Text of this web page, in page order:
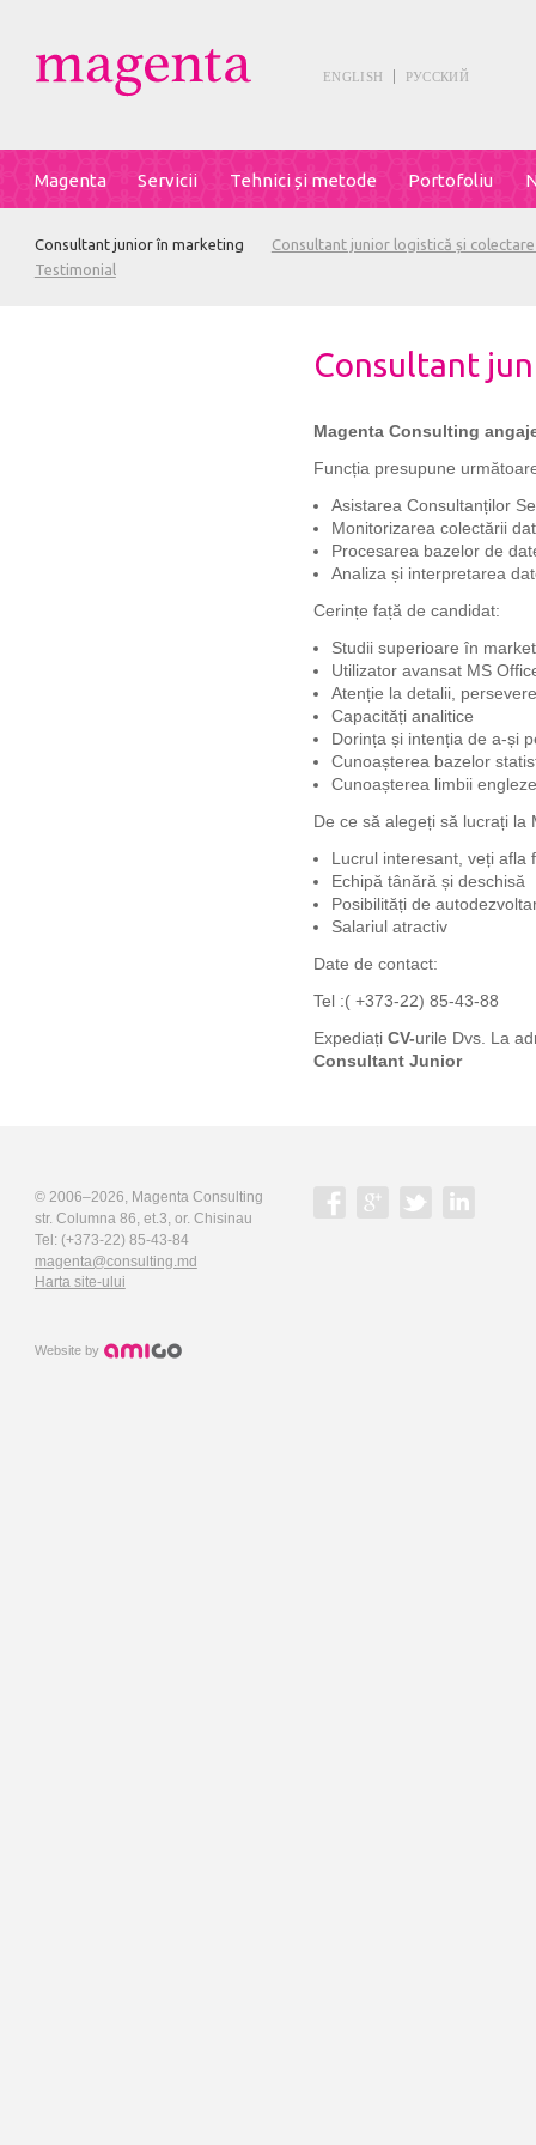
ENGLISH РУССКИЙ
Magenta Servicii Tehnici și metode Portofoliu
Consultant junior în marketing
Consultant junior logistică și
Testimonial
Consultant
Magenta Consulting
Funcția presupune
Asistarea Consultanților
Monitorizarea colectării
Procesarea bazelor de
Analiza și interpretarea
Cerințe față de candidat:
Studii superioare în
Utilizator avansat MS
Atenție la detalii,
Capacități analitice
Dorința și intenția de a-și
Cunoașterea bazelor
Cunoașterea limbii
De ce să alegeți să lucrați la
Lucrul interesant, veți afla
Echipă tânără și deschisă
Posibilități de
Salariul atractiv
Date de contact:
Tel :( +373-22) 85-43-88
Expediați CV-urile Dvs. La
Consultant Junior
© 2006–2026, Magenta Consulting
str. Columna 86, et.3, or. Chisinau
Tel: (+373-22) 85-43-84
magenta@consulting.md
Harta site-ului
Website by